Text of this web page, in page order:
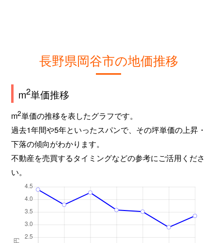
長野県岡谷市の地価推移
m2単価推移
m2単価の推移を表したグラフです。
過去1年間や5年といったスパンで、その坪単価の上昇・
下落の傾向がわかります。
不動産を売買するタイミングなどの参考にご活用くださ
い。